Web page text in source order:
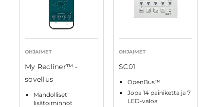
OHJAIMET
My Recliner™ -
sovellus
Mahdolliset
lisätoiminnot
OHJAIMET
SC01
OpenBus™
Jopa 14 painiketta ja 7
LED-valoa